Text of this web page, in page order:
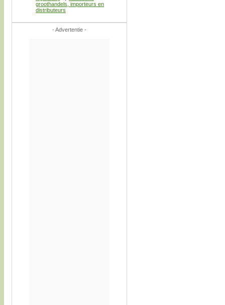
groothandels, importeurs en
distributeurs
- Advertentie -